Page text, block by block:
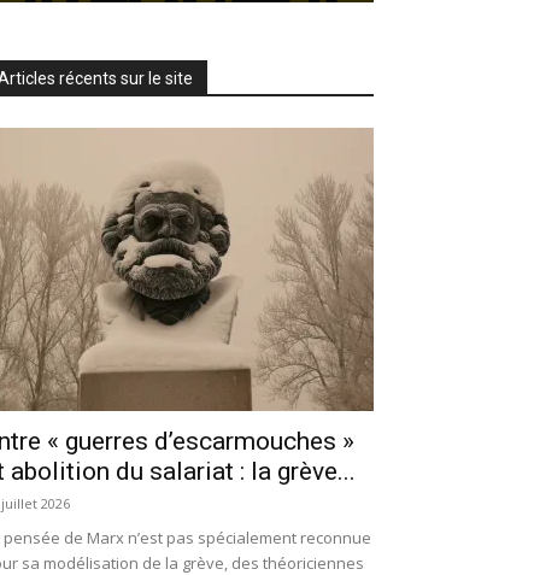
récents sur le site
« guerres d’escarmouches »
abolition du salariat : la grève...
juillet 2026
pensée de Marx n’est pas spécialement reconnue
sa modélisation de la grève, des théoriciennes